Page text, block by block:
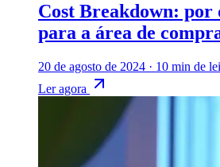
Cost Breakdown: por
para a área de
20 de agosto de 2024 · 10 min de
Ler agora